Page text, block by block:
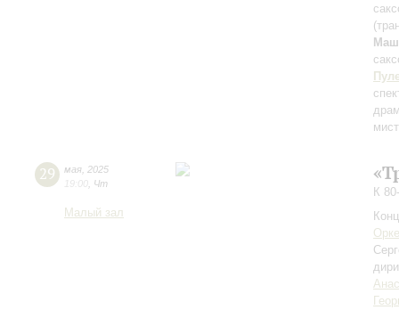
29 мая 2025
19:00
Чт
Малый зал
К